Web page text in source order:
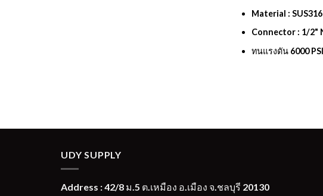
Material : SUS316
Connector : 1/2"
ทนแรงดัน 6000 PSI
UDY SUPPLY
Address : 42/8 ม.5 ต.เหมือง อ.เมือง จ.ชลบุรี 20130